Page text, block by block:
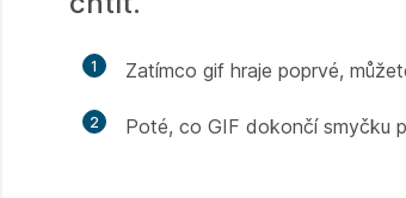
1 Zatímco gif hraje poprvé,
2 Poté, co GIF dokončí smyčku